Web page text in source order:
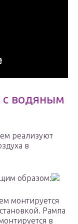
с водяным
реализуют
в
образом:
монтируется
Рампа
в